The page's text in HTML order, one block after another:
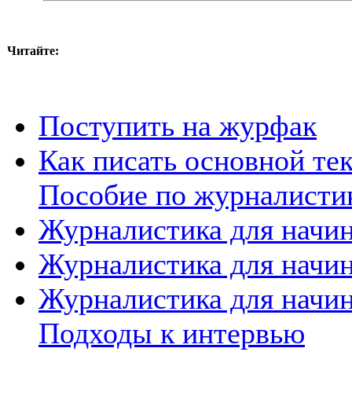
Читайте:
Поступить на журфак
Как писать основной
Пособие по
Журналистика для
Журналистика для
Журналистика для
Подходы к интервью